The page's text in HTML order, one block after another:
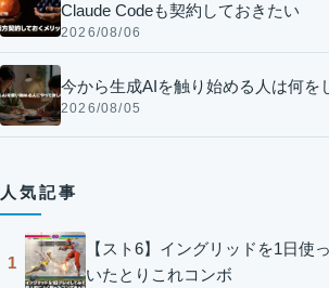
Claude Codeも契約しておきたい
2026/08/06
今から生成AIを触り始める人は何を
2026/08/05
人気記事
1
【スト6】イングリッドを1日使
いたとりこれコンボ